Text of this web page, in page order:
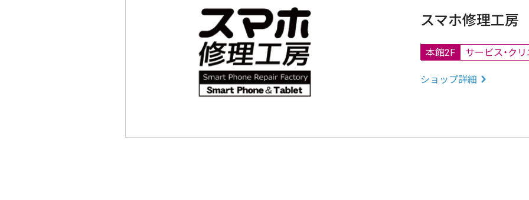
スマホ修理工房
本館2F サービス・ク
ショップ詳細